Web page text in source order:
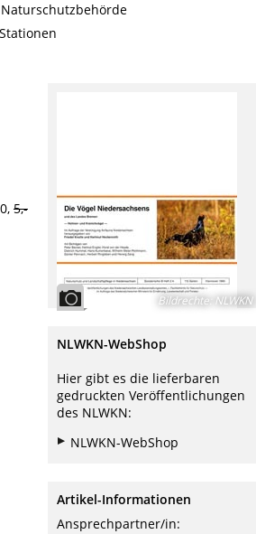
5,-
Bildrechte: NLWKN
NLWKN-WebShop
Hier gibt es die lieferbaren
gedruckten Veröffentlichungen
des NLWKN:
NLWKN-WebShop
Artikel-Informationen
Ansprechpartner/in: